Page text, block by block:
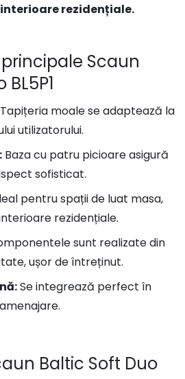
rezidențiale.
Scaun
Tapițeria moale se adaptează la
utilizatorului.
Baza cu patru picioare asigură
sofisticat.
pentru spații de luat masa,
rezidențiale.
sunt realizate din
ușor de întreținut.
Se integrează perfect în
Baltic Soft Duo